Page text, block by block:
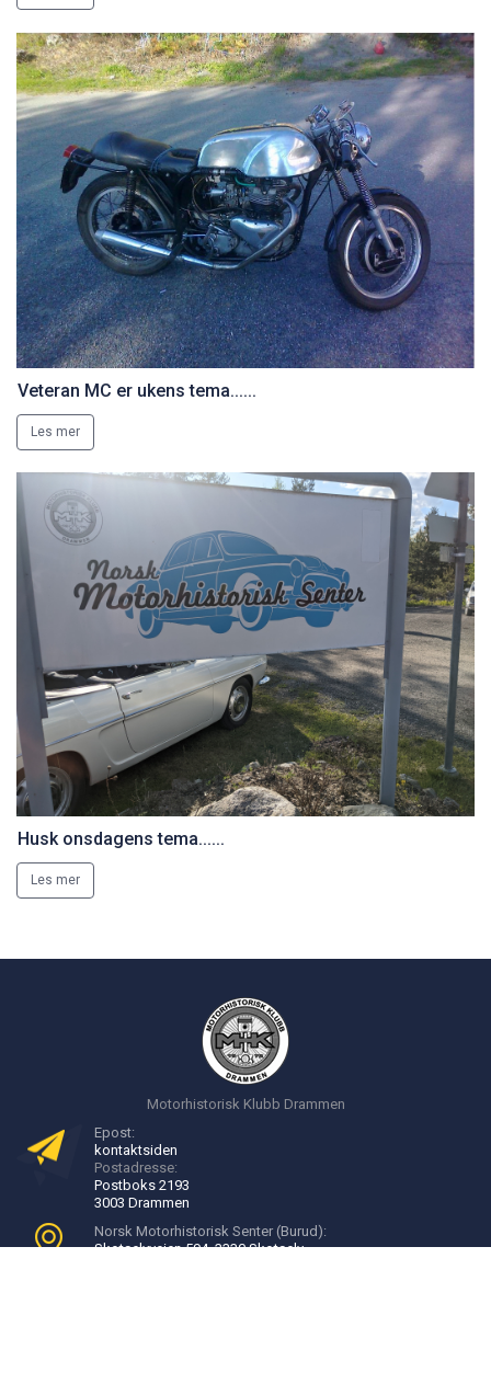
Veteran MC er ukens tema......
Les mer
Husk onsdagens tema......
Les mer
Motorhistorisk Klubb Drammen
Epost:
kontaktsiden
Postadresse:
Postboks 2193
3003 Drammen
Norsk Motorhistorisk Senter (Burud):
Skotselvveien 594, 3330 Skotselv